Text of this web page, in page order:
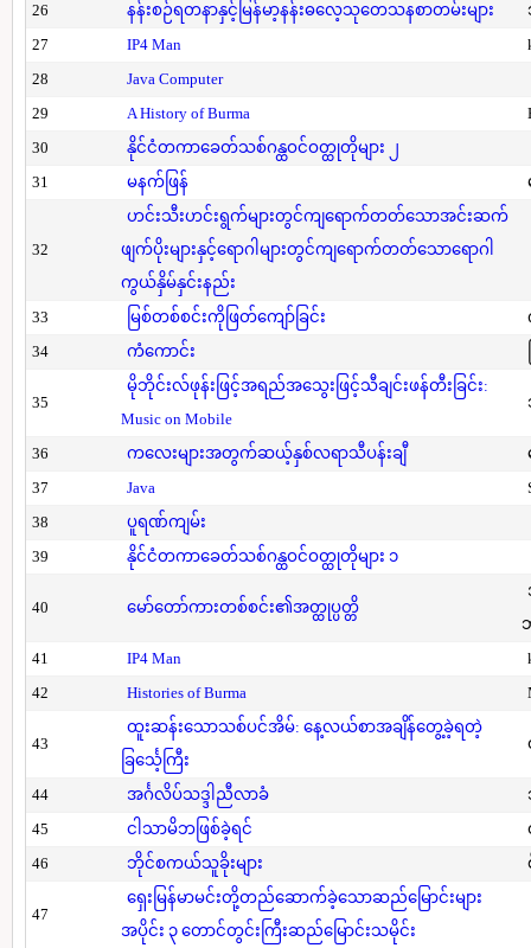
26
နန်းစဉ်ရတနာနှင့်မြန်မာ့နန်းဓလေ့သုတေသနစာတမ်းများ
27
IP4 Man
28
Java Computer
29
A History of Burma
30
နိုင်ငံတကာခေတ်သစ်ဂန္ထဝင်ဝတ္ထုတိုများ ၂
31
မနက်ဖြန်
32
ဟင်းသီးဟင်းရွက်များတွင်ကျရောက်တတ်သောအင်းဆက်
ဖျက်ပိုးများနှင့်ရောဂါများတွင်ကျရောက်တတ်သောရောဂါ
ကွယ်နှိမ်နှင်းနည်း
33
မြစ်တစ်စင်းကိုဖြတ်ကျော်ခြင်း
34
ကံကောင်း
35
မိုဘိုင်းလ်ဖုန်းဖြင့်အရည်အသွေးဖြင့်သီချင်းဖန်တီးခြင်း:
Music on Mobile
36 ကလေးများအတွက်ဆယ့်နှစ်လရာသီပန်းချီ
37
Java
38
ပူရဏ်ကျမ်း
39
နိုင်ငံတကာခေတ်သစ်ဂန္ထဝင်ဝတ္ထုတိုများ ၁
40 မော်တော်ကားတစ်စင်း၏အတ္ထုပ္ပတ္တိ
41
IP4 Man
42
Histories of Burma
43
ထူးဆန်းသောသစ်ပင်အိမ်: နေ့လယ်စာအချိန်တွေ့ခဲ့ရတဲ့
ခြင်္သေ့ကြီး
44 အင်္ဂလိပ်သဒ္ဒါညီလာခံ
45
ငါသာမိဘဖြစ်ခဲ့ရင်
46
ဘိုင်စကယ်သူခိုးများ
47
ရှေးမြန်မာမင်းတို့တည်ဆောက်ခဲ့သောဆည်မြောင်းများ
အပိုင်း ၃ တောင်တွင်းကြီးဆည်မြောင်းသမိုင်း